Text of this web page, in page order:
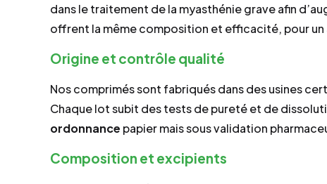
dans le traitement de la myasthénie grave afin
offrent la même composition et efficacité, pour un
Origine et contrôle qualité
Nos comprimés sont fabriqués dans des usines
Chaque lot subit des tests de pureté et de
ordonnance papier mais sous validation
Composition et excipients